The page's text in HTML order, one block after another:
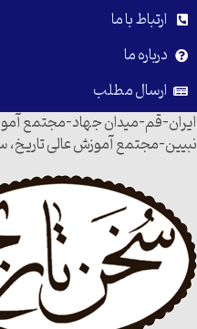
ارتباط با ما
درباره ما
ارسال مطلب
ایران-قم-میدان جهاد-مجتمع
نبیین-مجتمع آموزش عالی